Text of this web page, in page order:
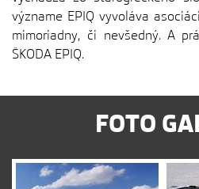
význame EPIQ vyvoláva
mimoriadny, či nevšedný. A
ŠKODA EPIQ.
FOTO